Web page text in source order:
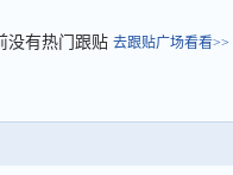
没有热门跟贴 去跟贴广场看看>>